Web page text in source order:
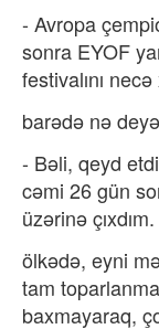
- Avropa
sonra EYOF
festivalını necə
barədə nə
- Bəli, qeyd
cəmi 26 gün
üzərinə
ölkədə, eyni
tam
baxmayaraq,